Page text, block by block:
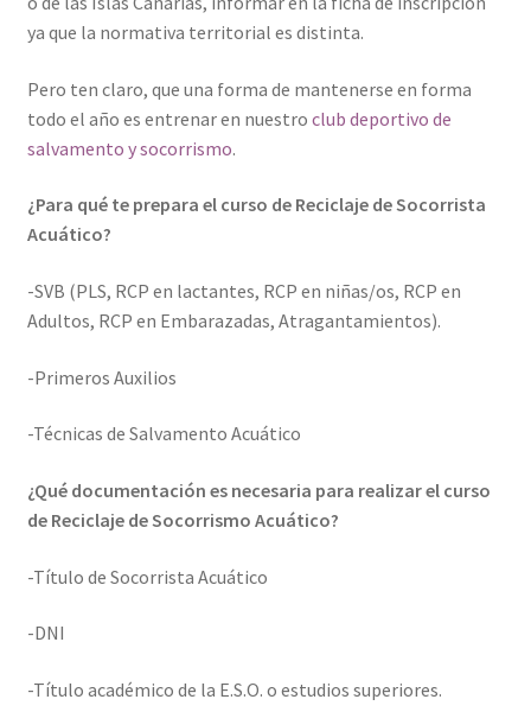
ya que la normativa territorial es distinta.
Pero ten claro, que una forma de mantenerse en forma
todo el año es entrenar en nuestro club deportivo de
salvamento y socorrismo.
¿Para qué te prepara el curso de Reciclaje de Socorrista
Acuático?
-SVB (PLS, RCP en lactantes, RCP en niñas/os, RCP en
Adultos, RCP en Embarazadas, Atragantamientos).
-Primeros Auxilios
-Técnicas de Salvamento Acuático
¿Qué documentación es necesaria para realizar el curso
de Reciclaje de Socorrismo Acuático?
-Título de Socorrista Acuático
-DNI
-Título académico de la E.S.O. o estudios superiores.